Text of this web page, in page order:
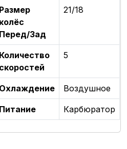
Размер
колёс
Перед/Зад
21/18
Количество
скоростей
5
Охлаждение Воздушное
Питание Карбюратор